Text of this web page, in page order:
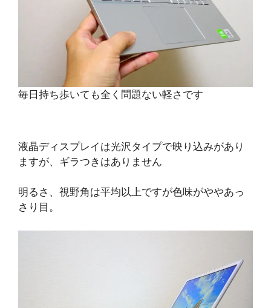
毎日持ち歩いても全く問題ない軽さです
液晶ディスプレイは光沢タイプで映り込みがあり
ますが、ギラつきはありません
明るさ、視野角は平均以上ですが色味がややあっ
さり目。